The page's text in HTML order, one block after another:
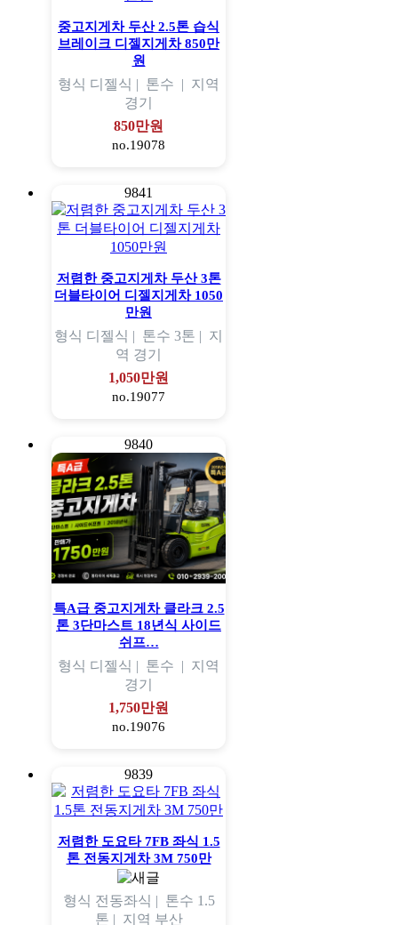
중고지게차 두산 2.5톤 습식
브레이크 디젤지게차 850만
원
형식 디젤식 | 톤수 | 지역
경기
850만원
no.19078
9841
저렴한 중고지게차 두산 3톤
더블타이어 디젤지게차 1050
만원
형식 디젤식 | 톤수 3톤 | 지
역 경기
1,050만원
no.19077
9840
특A급 중고지게차 클라크 2.5
톤 3단마스트 18년식 사이드
쉬프…
형식 디젤식 | 톤수 | 지역
경기
1,750만원
no.19076
9839
저렴한 도요타 7FB 좌식 1.5
톤 전동지게차 3M 750만
형식 전동좌식 | 톤수 1.5
톤 | 지역 부산